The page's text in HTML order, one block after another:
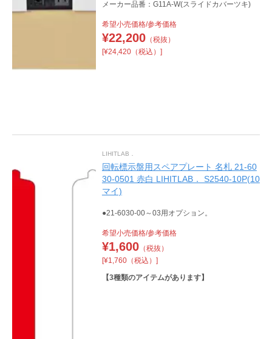
メーカー品番：G11A-W(スライドカバーツキ)
希望小売価格/参考価格
¥22,200（税抜）
[¥24,420（税込）]
LIHITLAB．
回転標示盤用スペアプレート 名札 21-60
30-0501 赤白 LIHITLAB． S2540-10P(10
マイ)
●21-6030-00～03用オプション。
希望小売価格/参考価格
¥1,600（税抜）
[¥1,760（税込）]
【3種類のアイテムがあります】